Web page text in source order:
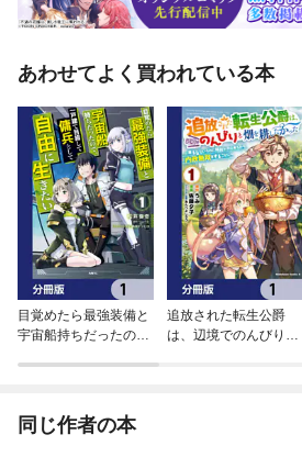
あわせてよく買われている本
目覚めたら最強装備と
宇宙船持ちだったの
追放された転生公爵
は、辺境でのんびりと
同じ作者の本